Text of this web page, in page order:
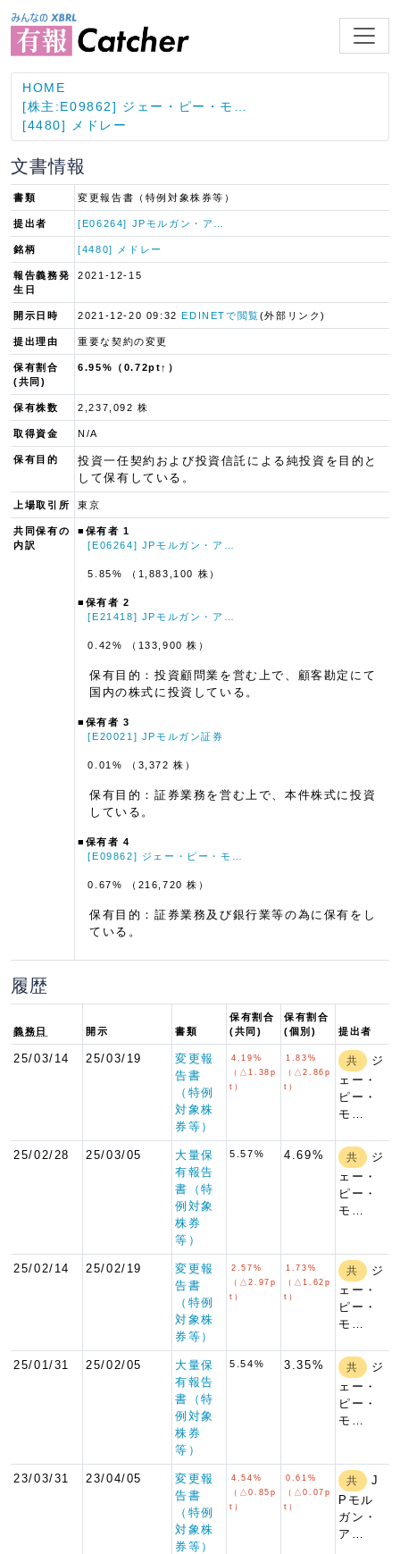
HOME
[株主:E09862] ジェー・ピー・モ…
[4480] メドレー
文書情報
書類 変更報告書（特例対象株券等）
提出者 [E06264] JPモルガン・ア…
銘柄 [4480] メドレー
報告義務発
生日
2021-12-15
開示日時 2021-12-20 09:32EDINETで閲覧(外部リンク)
提出理由 重要な契約の変更
保有割合
(共同)
6.95%（0.72pt↑）
保有株数 2,237,092 株
取得資金 N/A
保有目的
投資一任契約および投資信託による純投資を目的と
して保有している。
上場取引所 東京
共同保有の
内訳
■保有者 1
[E06264] JPモルガン・ア…
5.85% （1,883,100 株）
■保有者 2
[E21418] JPモルガン・ア…
0.42% （133,900 株）
保有目的：投資顧問業を営む上で、顧客勘定にて
国内の株式に投資している。
■保有者 3
[E20021] JPモルガン証券
0.01% （3,372 株）
保有目的：証券業務を営む上で、本件株式に投資
している。
■保有者 4
[E09862] ジェー・ピー・モ…
0.67% （216,720 株）
保有目的：証券業務及び銀行業等の為に保有をし
ている。
履歴
義務日 開示 書類
保有割合
(共同)
保有割合
(個別)
提出者
25/03/14 25/03/19
変更報
告書
（特例
対象株
券等）
4.19%
（△1.38p
t）
1.83%
（△2.86p
t）
共
ジ
ェー・
ピー・
モ…
25/02/28 25/03/05
大量保
有報告
書（特
例対象
株券
等）
5.57% 4.69% 共
ジ
ェー・
ピー・
モ…
25/02/14 25/02/19
変更報
告書
（特例
対象株
券等）
2.57%
（△2.97p
t）
1.73%
（△1.62p
t）
共
ジ
ェー・
ピー・
モ…
25/01/31 25/02/05
大量保
有報告
書（特
例対象
株券
等）
5.54% 3.35% 共
ジ
ェー・
ピー・
モ…
23/03/31 23/04/05
変更報
告書
（特例
対象株
券等）
4.54%
（△0.85p
t）
0.61%
（△0.07p
t）
共
J
Pモル
ガン・
ア…